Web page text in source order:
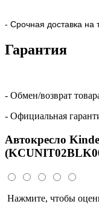
- Срочная доставка на
Гарантия
- Обмен/возврат
- Официальная
Автокресло
Нажмите, чтобы